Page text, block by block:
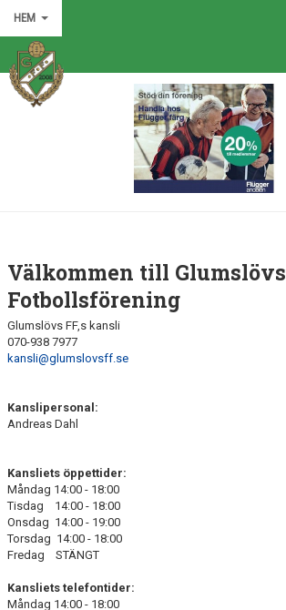
HEM
HEM
KALENDER
BILDGALLERI
MATCHER
VÅRA LAG
KLÄDKOLLEKTION
FOTBOLLSSKOLAN 2026
Välkommen till Glumslövs
Fotbollsförening
Glumslövs FF,s kansli
070-938 7977
kansli@glumslovsff.se
Kanslipersonal:
Andreas Dahl
Kansliets öppettider:
Måndag 14:00 - 18:00
Tisdag 14:00 - 18:00
Onsdag 14:00 - 19:00
Torsdag 14:00 - 18:00
Fredag STÄNGT
Kansliets telefontider:
Måndag 14:00 - 18:00